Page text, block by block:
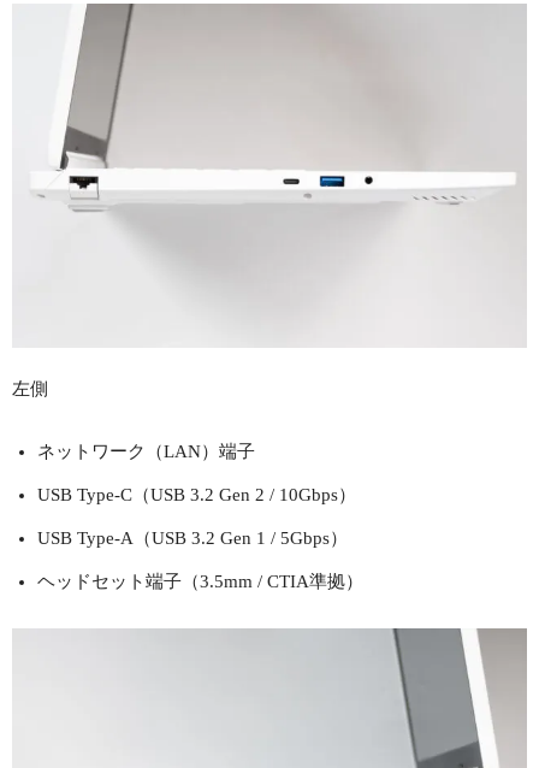
左側
ネットワーク（LAN）端子
USB Type-C（USB 3.2 Gen 2 / 10Gbps）
USB Type-A（USB 3.2 Gen 1 / 5Gbps）
ヘッドセット端子（3.5mm / CTIA準拠）